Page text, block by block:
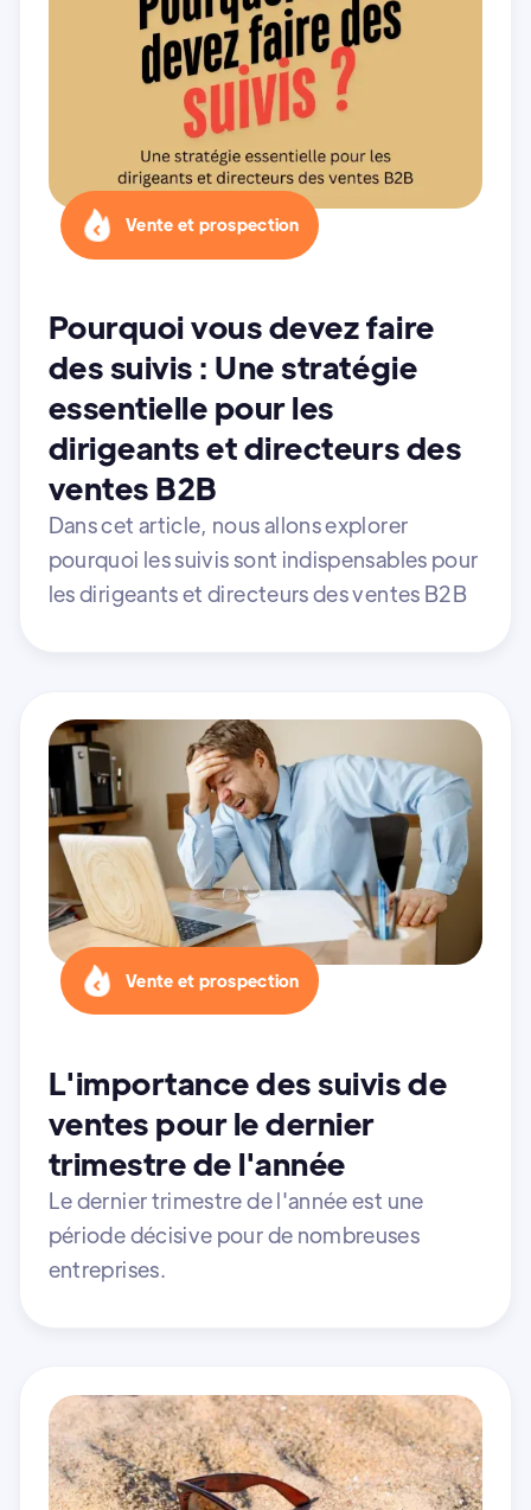
Vente et prospection
Pourquoi vous devez faire
des suivis : Une stratégie
essentielle pour les
dirigeants et directeurs des
ventes B2B
Dans cet article, nous allons explorer
pourquoi les suivis sont indispensables pour
les dirigeants et directeurs des ventes B2B
Vente et prospection
L'importance des suivis de
ventes pour le dernier
trimestre de l'année
Le dernier trimestre de l'année est une
période décisive pour de nombreuses
entreprises.